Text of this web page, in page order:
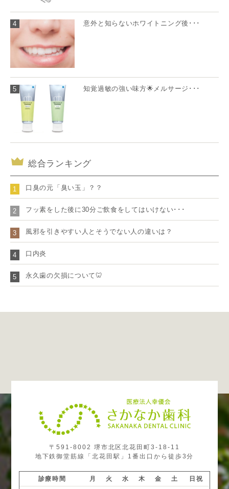
4 意外と知らないホワイトニング後･･･
5 知覚過敏の強い味方🌟メルサージ･･･
総合ランキング
1 口臭の元「臭い玉」？？
2 フッ素をした後に30分ご飲食をしてはいけない･･･
3 風邪を引きやすい人とそうでない人の違いは？
4 口内炎
5 永久歯の欠損について🦷
〒591-8002 堺市北区北花田町3-18-11
地下鉄御堂筋線「北花田駅」1番出口から徒歩3分
診療時間 月 火 水 木 金 土 日祝